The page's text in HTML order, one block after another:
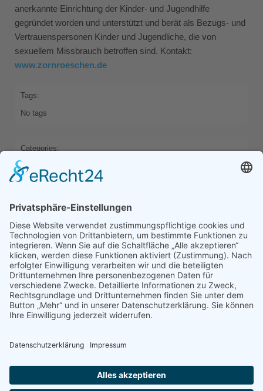
Latest Comments
anerkannte Einrichtung der Kinder- und Jugendhilfe
gegründet worden und unterstützt und berät als Bezugs- und
Vertrauenspersonen Kinder und Jugendliche, die von
sexuellem Missbrauch betroffen sind. Kontakt:
www.zornroeschen.de
Tags:
No tags
Categories:
HOME
Previous
Comments are closed